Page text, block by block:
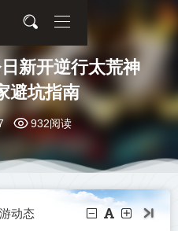
新开逆行太荒神
避坑指南
932阅读
动态